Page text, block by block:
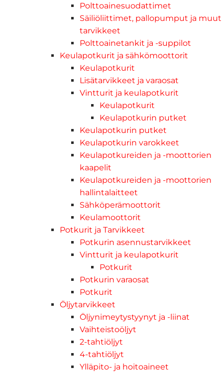
Polttoainesuodattimet
Säiliöliittimet, pallopumput ja muut
tarvikkeet
Polttoainetankit ja -suppilot
Keulapotkurit ja sähkömoottorit
Keulapotkurit
Lisätarvikkeet ja varaosat
Vintturit ja keulapotkurit
Keulapotkurit
Keulapotkurin putket
Keulapotkurin putket
Keulapotkurin varokkeet
Keulapotkureiden ja -moottorien
kaapelit
Keulapotkureiden ja -moottorien
hallintalaitteet
Sähköperämoottorit
Keulamoottorit
Potkurit ja Tarvikkeet
Potkurin asennustarvikkeet
Vintturit ja keulapotkurit
Potkurit
Potkurin varaosat
Potkurit
Öljytarvikkeet
Öljynimeytystyynyt ja -liinat
Vaihteistoöljyt
2-tahtiöljyt
4-tahtiöljyt
Ylläpito- ja hoitoaineet